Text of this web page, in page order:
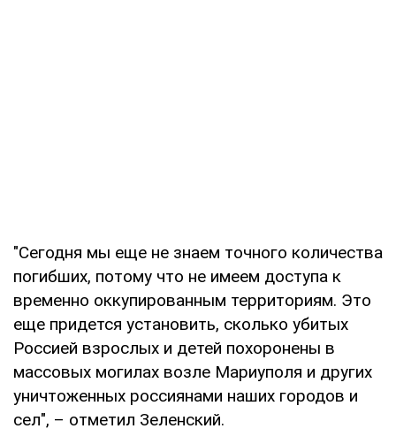
"Сегодня мы еще не знаем точного количества
погибших, потому что не имеем доступа к
временно оккупированным территориям. Это
еще придется установить, сколько убитых
Россией взрослых и детей похоронены в
массовых могилах возле Мариуполя и других
уничтоженных россиянами наших городов и
сел", – отметил Зеленский.